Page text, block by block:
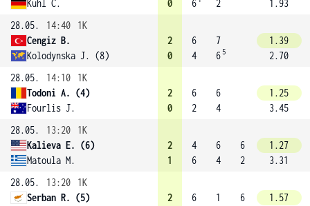
Kuhl C. 0 6 2
1.93
28.05.
14:40
1K
Cengiz B.
Kolodynska J. (8)
2
0
6
4
7
6 5
1.39
2.70
28.05.
14:10
1K
Todoni A. (4)
Fourlis J.
2
0
6
2
6
4
1.25
3.45
28.05.
13:20
1K
Kalieva E. (6)
Matoula M.
2
1
4
6
6
4
6
2
1.27
3.31
28.05.
13:20
1K
Serban R. (5)
2
6
1
6
1.57